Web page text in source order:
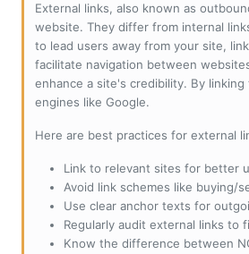
External links, also known as
website. They differ from internal
to lead users away from your site,
facilitate navigation between
enhance a site's credibility. By
engines like Google.
Here are best practices for external
Link to relevant sites for better
Avoid link schemes like buying/
Use clear anchor texts for
Regularly audit external links to
Know the difference between